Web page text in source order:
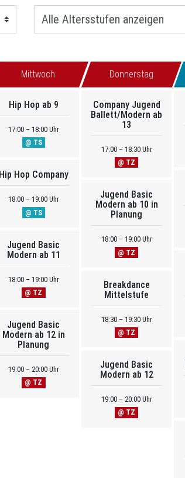
Mittwoch
Hip Hop ab 9
17:00 – 18:00 Uhr
@ TS
Hip Hop Company
18:00 – 19:00 Uhr
@ TS
Jugend Basic
Modern ab 11
18:00 – 19:00 Uhr
@ TZ
Jugend Basic
Modern ab 12 in
Planung
19:00 – 20:00 Uhr
@ TZ
Donnerstag
Company Jugend
Ballett/Modern ab
13
17:00 – 18:30 Uhr
@ TZ
Jugend Basic
Modern ab 10 in
Planung
18:00 – 19:00 Uhr
@ TZ
Breakdance
Mittelstufe
18:30 – 19:30 Uhr
@ TZ
Jugend Basic
Modern ab 12
19:00 – 20:00 Uhr
@ TZ